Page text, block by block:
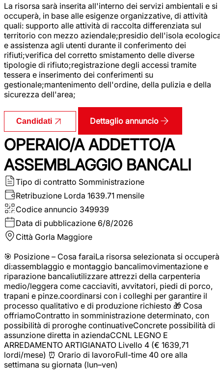
La risorsa sarà inserita all'interno dei servizi ambientali e si
occuperà, in base alle esigenze organizzative, di attività
quali: supporto alle attività di raccolta differenziata sul
territorio con mezzo aziendale;presidio dell'isola
e assistenza agli utenti durante il conferimento dei
rifiuti;verifica del corretto smistamento delle diverse
tipologie di rifiuto;registrazione degli accessi tramite
tessera e inserimento dei conferimenti su
gestionale;mantenimento dell'ordine, della pulizia e della
sicurezza dell'area;
Candidati Dettaglio annuncio
OPERAIO/A ADDETTO/A
ASSEMBLAGGIO BANCALI
Tipo di contratto Somministrazione
Retribuzione Lorda 1639.71 mensile
Codice annuncio 349939
Data di pubblicazione 6/8/2026
Città Gorla Maggiore
🎯 Posizione – Cosa faraiLa risorsa selezionata si occuperà
di:assemblaggio e montaggio bancalimovimentazione e
riparazione bancaliutilizzare attrezzi della carpenteria
medio/leggera come cacciaviti, avvitatori, piedi di porco,
trapani e pinze.coordinarsi con i colleghi per garantire il
processo qualitativo e di produzione richiesto 🎁 Cosa
offriamoContratto in somministrazione determinato, con
possibilità di proroghe continuativeConcrete possibilità di
assunzione diretta in aziendaCCNL LEGNO E
ARREDAMENTO ARTIGIANATO Livello 4 (€ 1639,71
lordi/mese) ⏰ Orario di lavoroFull-time 40 ore alla
settimana su giornata (lun–ven)